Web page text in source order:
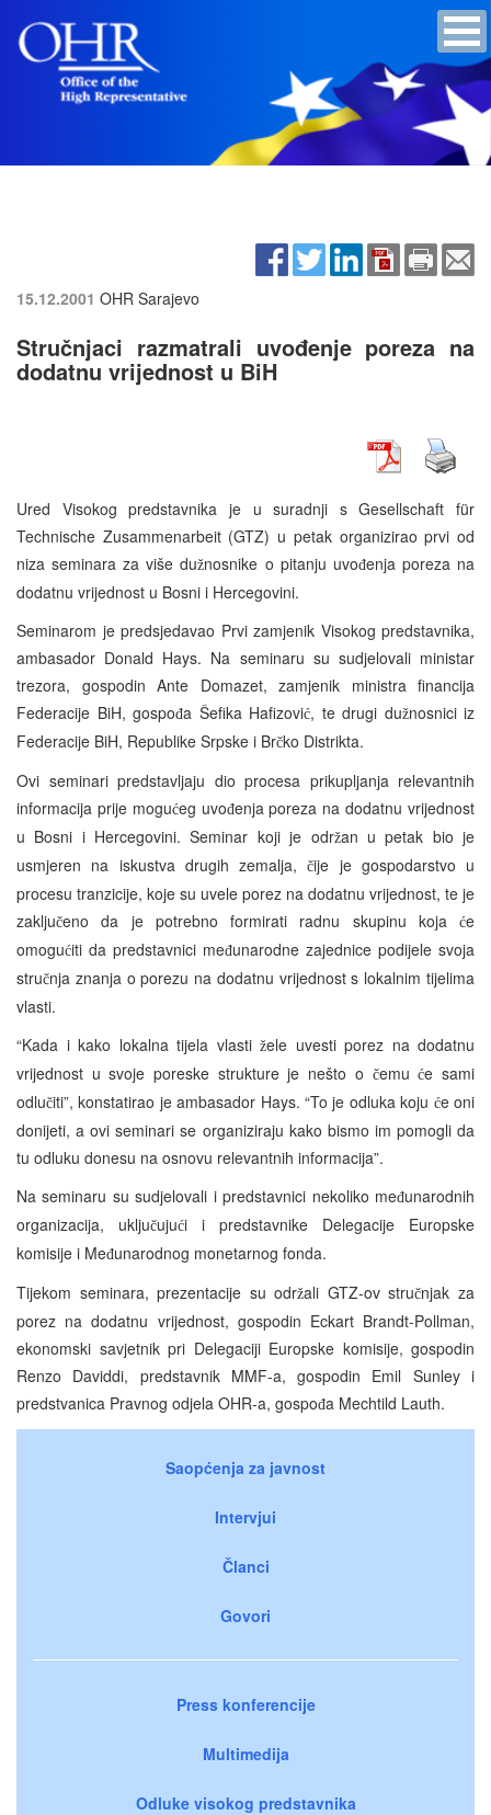
15.12.2001 OHR Sarajevo
Stručnjaci razmatrali uvođenje poreza na
dodatnu vrijednost u BiH
Ured Visokog predstavnika je u suradnji s Gesellschaft für
Technische Zusammenarbeit (GTZ) u petak organizirao prvi od
niza seminara za više dužnosnike o pitanju uvođenja poreza na
dodatnu vrijednost u Bosni i Hercegovini.
Seminarom je predsjedavao Prvi zamjenik Visokog predstavnika,
ambasador Donald Hays. Na seminaru su sudjelovali ministar
trezora, gospodin Ante Domazet, zamjenik ministra financija
Federacije BiH, gospođa Šefika Hafizović, te drugi dužnosnici iz
Federacije BiH, Republike Srpske i Brčko Distrikta.
Ovi seminari predstavljaju dio procesa prikupljanja relevantnih
informacija prije mogućeg uvođenja poreza na dodatnu vrijednost
u Bosni i Hercegovini. Seminar koji je održan u petak bio je
usmjeren na iskustva drugih zemalja,čije je gospodarstvo u
procesu tranzicije, koje su uvele porez na dodatnu vrijednost, te je
zaključeno da je potrebno formirati radnu skupinu koja će
omogućiti da predstavnici međunarodne zajednice podijele svoja
stručnja znanja o porezu na dodatnu vrijednost s lokalnim tijelima
vlasti.
“Kada i kako lokalna tijela vlasti žele uvesti porez na dodatnu
vrijednost u svoje poreske strukture je nešto o čemuće sami
odlučiti”, konstatirao je ambasador Hays. “To je odluka koju će oni
donijeti, a ovi seminari se organiziraju kako bismo im pomogli da
tu odluku donesu na osnovu relevantnih informacija”.
Na seminaru su sudjelovali i predstavnici nekoliko međunarodnih
organizacija, uključujući i predstavnike Delegacije Europske
komisije i Međunarodnog monetarnog fonda.
Tijekom seminara, prezentacije su održali GTZ-ov stručnjak za
porez na dodatnu vrijednost, gospodin Eckart Brandt-Pollman,
ekonomski savjetnik pri Delegaciji Europske komisije, gospodin
Renzo Daviddi, predstavnik MMF-a, gospodin Emil Sunley i
predstvanica Pravnog odjela OHR-a, gospođa Mechtild Lauth.
Saopćenja za javnost
Intervjui
Članci
Govori
Press konferencije
Multimedija
Odluke visokog predstavnika